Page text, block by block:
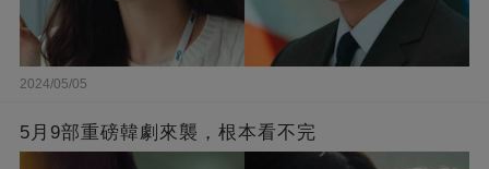
2024/05/05
5月9部重磅韓劇來襲，根本看不完